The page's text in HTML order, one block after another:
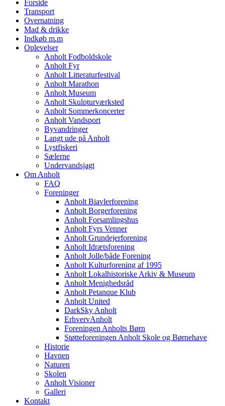
Forside
Transport
Overnatning
Mad & drikke
Indkøb m.m
Oplevelser
Anholt Fodboldskole
Anholt Fyr
Anholt Litteraturfestival
Anholt Marathon
Anholt Museum
Anholt Skulpturværksted
Anholt Sommerkoncerter
Anholt Vandsport
Byvandringer
Langt ude på Anholt
Lystfiskeri
Sælerne
Undervandsjagt
Om Anholt
FAQ
Foreninger
Anholt Biavlerforening
Anholt Borgerforening
Anholt Forsamlingshus
Anholt Fyrs Venner
Anholt Grundejerforening
Anholt Idrætsforening
Anholt Jolle/både Forening
Anholt Kulturforening af 1995
Anholt Lokalhistoriske Arkiv & Museum
Anholt Menighedsråd
Anholt Petanque Klub
Anholt United
DarkSky Anholt
ErhvervAnholt
Foreningen Anholts Børn
Støtteforeningen Anholt Skole og Børnehave
Historie
Havnen
Naturen
Skolen
Anholt Visioner
Galleri
Kontakt